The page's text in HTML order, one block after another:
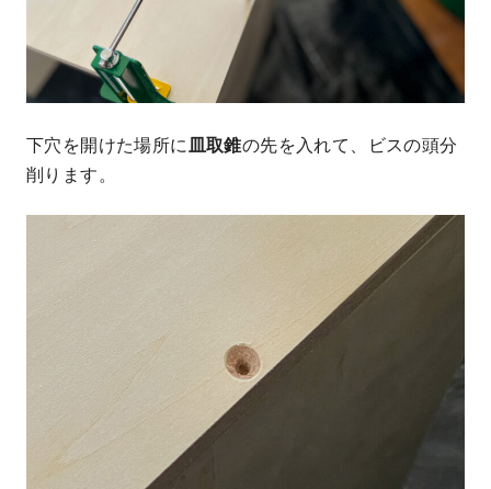
下穴を開けた場所に皿取錐の先を入れて、
ビスの頭分
削ります。